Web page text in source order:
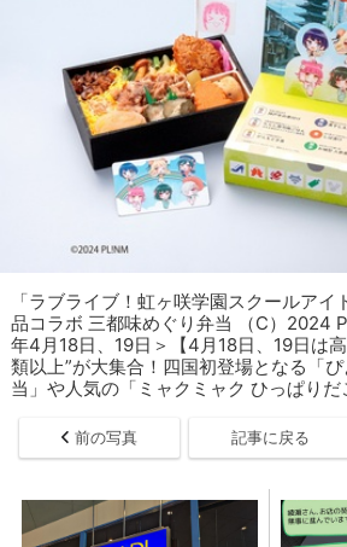
「ラブライブ！虹ヶ咲学園スクールア
品コラボ 三都味めぐり弁当 （C）2024
年4月18日、19日＞【4月18日、19日は
類以上”が大集合！四国初登場となる「
当」や人気の「ミャクミャク ひっぱりだ
前の写真 記事に戻る